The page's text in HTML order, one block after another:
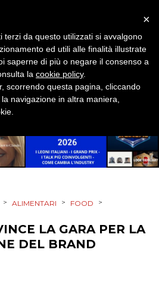
> ALIMENTARI > FOOD >
LA GARA PER LA
DEL BRAND
×
terzi da questo utilizzati si avvalgono
ed utili alle finalità illustrate
saperne di più o negare il consenso a
la cookie policy.
scorrendo questa pagina, cliccando
navigazione in altra maniera,